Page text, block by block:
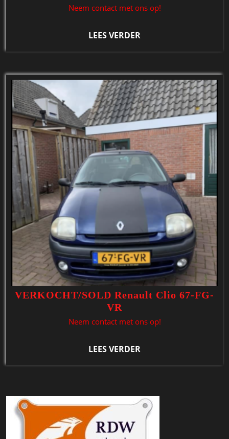
Neem contact met ons op!
LEES VERDER
VERKOCHT/SOLD Renault Clio 67-FG-
VR
Neem contact met ons op!
LEES VERDER